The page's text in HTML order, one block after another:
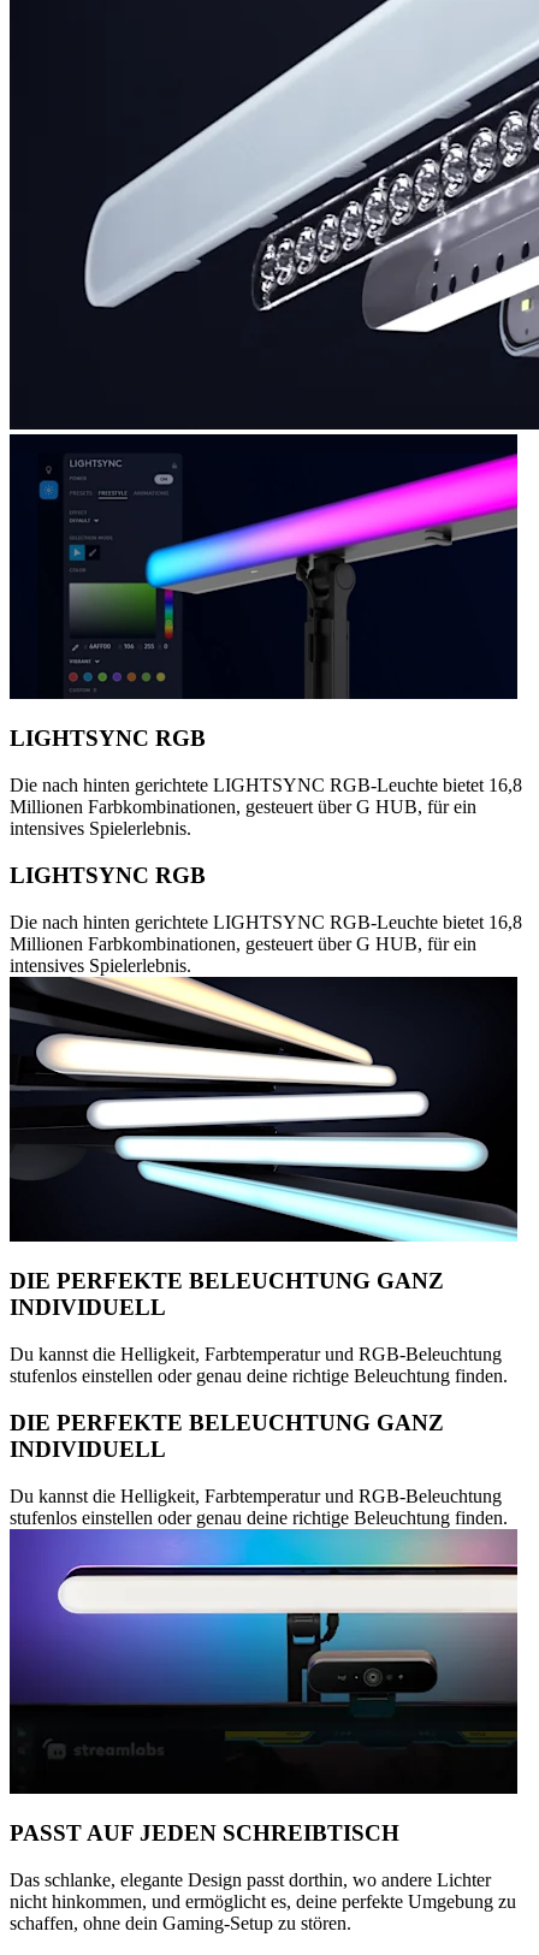
LIGHTSYNC RGB
Die nach hinten gerichtete LIGHTSYNC RGB-Leuchte bietet 16,8
Millionen Farbkombinationen, gesteuert über G HUB, für ein
intensives Spielerlebnis.
LIGHTSYNC RGB
Die nach hinten gerichtete LIGHTSYNC RGB-Leuchte bietet 16,8
Millionen Farbkombinationen, gesteuert über G HUB, für ein
intensives Spielerlebnis.
DIE PERFEKTE BELEUCHTUNG GANZ
INDIVIDUELL
Du kannst die Helligkeit, Farbtemperatur und RGB-Beleuchtung
stufenlos einstellen oder genau deine richtige Beleuchtung finden.
DIE PERFEKTE BELEUCHTUNG GANZ
INDIVIDUELL
Du kannst die Helligkeit, Farbtemperatur und RGB-Beleuchtung
stufenlos einstellen oder genau deine richtige Beleuchtung finden.
PASST AUF JEDEN SCHREIBTISCH
Das schlanke, elegante Design passt dorthin, wo andere Lichter
nicht hinkommen, und ermöglicht es, deine perfekte Umgebung zu
schaffen, ohne dein Gaming-Setup zu stören.